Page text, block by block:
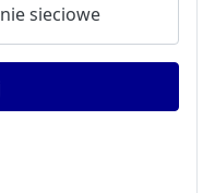
sieciowe